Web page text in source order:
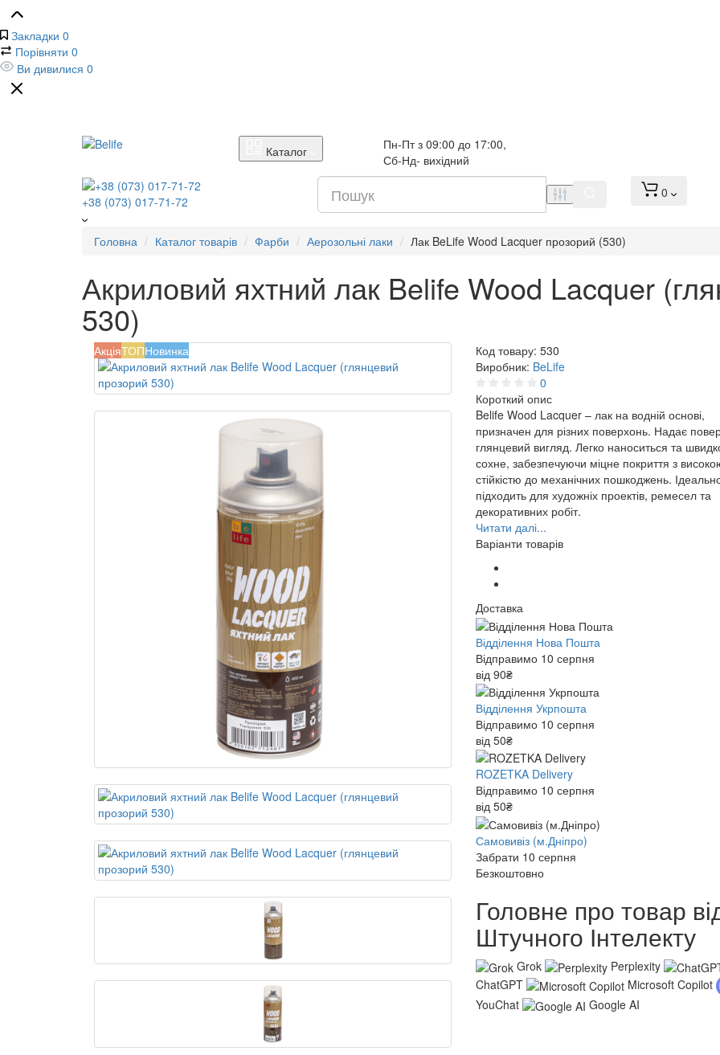
Закладки 0
Порівняти 0
Ви дивилися 0
Каталог
Пн-Пт з 09:00 до 17:00,
Сб-Нд- вихідний
+38 (073) 017-71-72
0
Головна Каталог товарів Фарби Аерозольні лаки Лак BeLife Wood Lacquer прозорий (530)
Акриловий яхтний лак Belife Wood Lacquer
530)
АкціяТОПНовинка Код товару: 530
Виробник: BeLife
0
Короткий опис
Belife Wood Lacquer – лак на водній основі,
призначен для різних поверхонь. Надає
глянцевий вигляд. Легко наноситься та
сохне, забезпечуючи міцне покриття з
стійкістю до механічних пошкоджень.
підходить для художніх проектів, ремесел та
декоративних робіт.
Читати далі...
Варіанти товарів
Доставка
Відділення Нова Пошта
Відправимо 10 серпня
від 90₴
Відділення Укрпошта
Відправимо 10 серпня
від 50₴
ROZETKA Delivery
Відправимо 10 серпня
від 50₴
Самовивіз (м.Дніпро)
Забрати 10 серпня
Безкоштовно
Головне про товар
Штучного Інтелекту
Grok
Perplexity
ChatGPT
Microsoft Copilot
YouChat
Google AI